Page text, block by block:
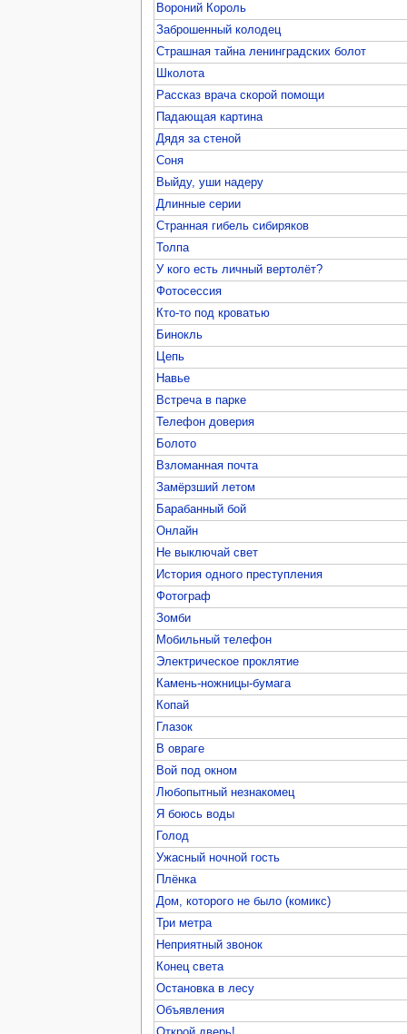
Вороний Король
Заброшенный колодец
Страшная тайна ленинградских болот
Школота
Рассказ врача скорой помощи
Падающая картина
Дядя за стеной
Соня
Выйду, уши надеру
Длинные серии
Странная гибель сибиряков
Толпа
У кого есть личный вертолёт?
Фотосессия
Кто-то под кроватью
Бинокль
Цепь
Навье
Встреча в парке
Телефон доверия
Болото
Взломанная почта
Замёрзший летом
Барабанный бой
Онлайн
Не выключай свет
История одного преступления
Фотограф
Зомби
Мобильный телефон
Электрическое проклятие
Камень-ножницы-бумага
Копай
Глазок
В овраге
Вой под окном
Любопытный незнакомец
Я боюсь воды
Голод
Ужасный ночной гость
Плёнка
Дом, которого не было (комикс)
Три метра
Неприятный звонок
Конец света
Остановка в лесу
Объявления